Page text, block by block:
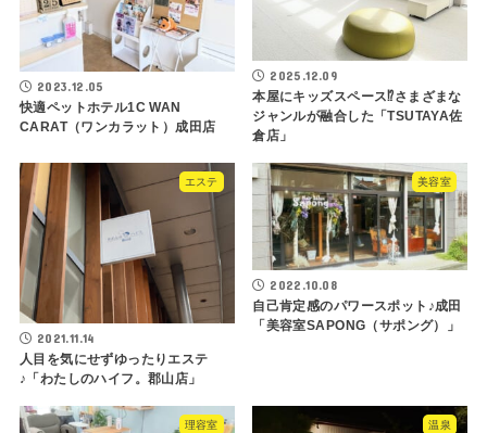
2023.12.05
快適ペットホテル1C WAN
CARAT（ワンカラット）成田店
2025.12.09
本屋にキッズスペース⁉さまざまな
ジャンルが融合した「TSUTAYA佐
倉店」
エステ
2021.11.14
人目を気にせずゆったりエステ
♪「わたしのハイフ。郡山店」
美容室
2022.10.08
自己肯定感のパワースポット♪成田
「美容室SAPONG（サポング）」
理容室 温泉